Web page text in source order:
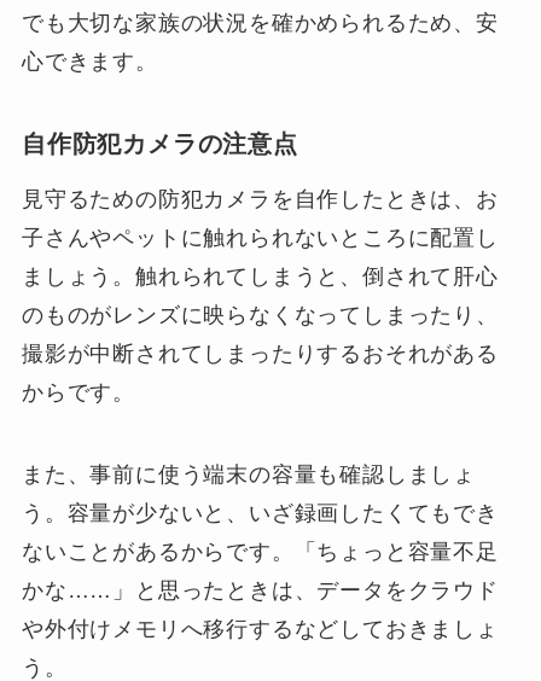
でも大切な家族の状況を確かめられるため、安
心できます。
自作防犯カメラの注意点
見守るための防犯カメラを自作したときは、お
子さんやペットに触れられないところに配置し
ましょう。触れられてしまうと、倒されて肝心
のものがレンズに映らなくなってしまったり、
撮影が中断されてしまったりするおそれがある
からです。
また、事前に使う端末の容量も確認しましょ
う。容量が少ないと、いざ録画したくてもでき
ないことがあるからです。「ちょっと容量不足
かな……」と思ったときは、データをクラウド
や外付けメモリへ移行するなどしておきましょ
う。